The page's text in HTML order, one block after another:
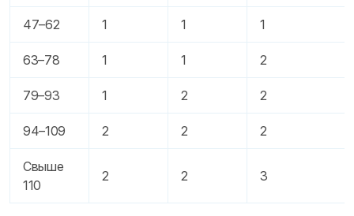
47–62 1 1 1
63–78 1 1 2
79–93 1 2 2
94–109 2 2 2
Свыше
110
2 2 3